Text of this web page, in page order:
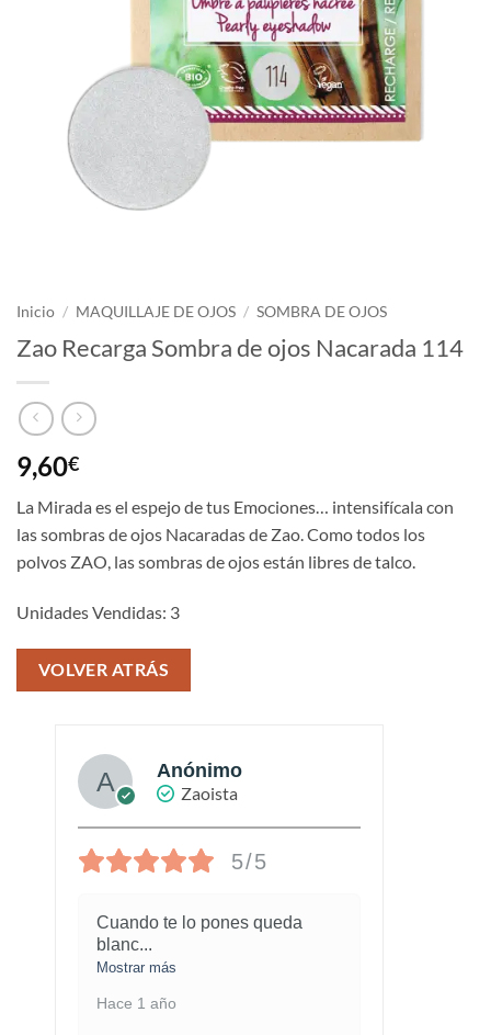
Inicio / MAQUILLAJE DE OJOS / SOMBRA DE OJOS
Zao Recarga Sombra de ojos Nacarada 114
9,60€
La Mirada es el espejo de tus Emociones… intensifícala con
las sombras de ojos Nacaradas de Zao. Como todos los
polvos ZAO, las sombras de ojos están libres de talco.
Unidades Vendidas: 3
VOLVER ATRÁS
Anónimo
Zaoista
5/5
Cuando te lo pones queda
blanc...
Mostrar más
Hace 1 año